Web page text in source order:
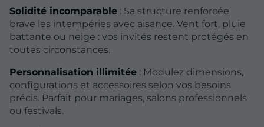
Solidité incomparable : Sa structure renforcée
brave les intempéries avec aisance. Vent fort, pluie
battante ou neige : vos invités restent protégés en
toutes circonstances.
Personnalisation illimitée : Modulez dimensions,
configurations et accessoires selon vos besoins
précis. Parfait pour mariages, salons professionnels
ou festivals.